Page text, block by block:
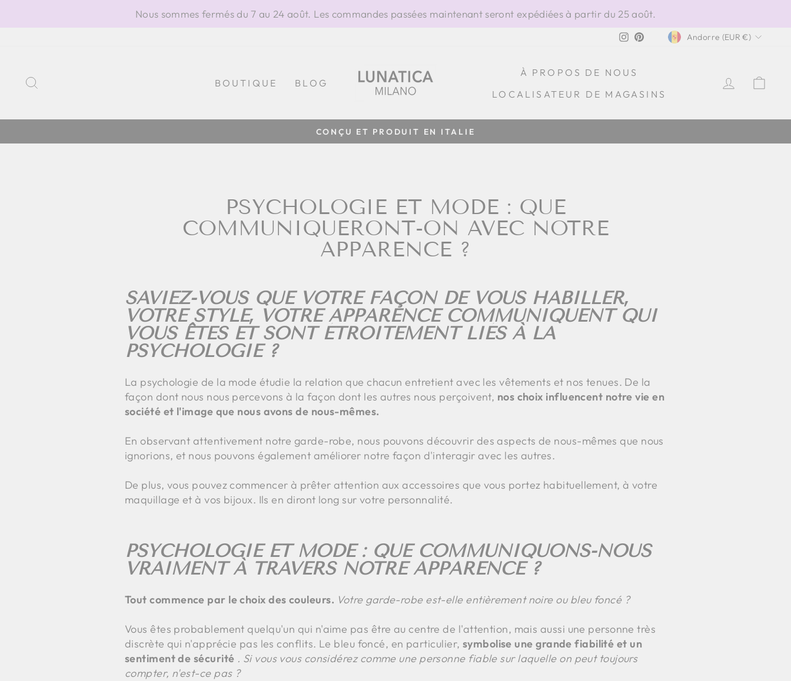
Nous sommes fermés du 7 au 24 août. Les commandes passées maintenant seront expédiées à partir du 25 août.
Instagram
PinterestDEVISE
Andorre (EUR €)
BOUTIQUE BLOG
À PROPOS DE NOUS
LOCALISATEUR DE MAGASINS
SE
Diaporama
100% FABRIQUÉ EN ITALIE
PSYCHOLOGIE ET ​​MODE : QUE
COMMUNIQUERONT-ON AVEC NOTRE
APPARENCE ?
SAVIEZ-VOUS QUE VOTRE FAÇON DE VOUS HABILLER,
VOTRE STYLE, VOTRE APPARENCE COMMUNIQUENT QUI
VOUS ÊTES ET SONT ÉTROITEMENT LIÉS À LA
PSYCHOLOGIE ?
La psychologie de la mode étudie la relation que chacun entretient avec les vêtements et nos tenues. De la
façon dont nous nous percevons à la façon dont les autres nous perçoivent, nos choix influencent notre vie en
société et l'image que nous avons de nous-mêmes.
En observant attentivement notre garde-robe, nous pouvons découvrir des aspects de nous-mêmes que nous
ignorions, et nous pouvons également améliorer notre façon d'interagir avec les autres.
De plus, vous pouvez commencer à prêter attention aux accessoires que vous portez habituellement, à votre
maquillage et à vos bijoux. Ils en diront long sur votre personnalité.
PSYCHOLOGIE ET MODE : QUE COMMUNIQUONS-NOUS
VRAIMENT À TRAVERS NOTRE APPARENCE ?
Tout commence par le choix des couleurs. Votre garde-robe est-elle entièrement noire ou bleu foncé ?
Vous êtes probablement quelqu'un qui n'aime pas être au centre de l'attention, mais aussi une personne très
discrète qui n'apprécie pas les conflits. Le bleu foncé, en particulier, symbolise une grande fiabilité et un
sentiment de sécurité . Si vous vous considérez comme une personne fiable sur laquelle on peut toujours
compter, n'est-ce pas ?